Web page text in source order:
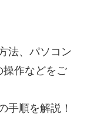
法、パソコン
操作などをご
手順を解説！